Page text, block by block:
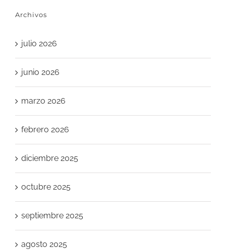
Archivos
julio 2026
junio 2026
marzo 2026
febrero 2026
diciembre 2025
octubre 2025
septiembre 2025
agosto 2025